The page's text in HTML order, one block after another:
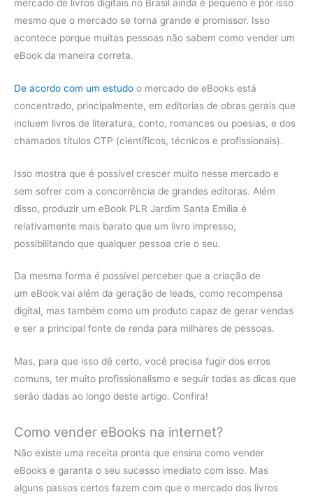
mercado de livros digitais no Brasil ainda é pequeno e por isso
mesmo que o mercado se torna grande e promissor. Isso
acontece porque muitas pessoas não sabem como vender um
eBook da maneira correta.
De acordo com um estudo o mercado de eBooks está
concentrado, principalmente, em editorias de obras gerais que
incluem livros de literatura, conto, romances ou poesias, e dos
chamados títulos CTP (científicos, técnicos e profissionais).
Isso mostra que é possível crescer muito nesse mercado e
sem sofrer com a concorrência de grandes editoras. Além
disso, produzir um eBook PLR Jardim Santa Emília é
relativamente mais barato que um livro impresso,
possibilitando que qualquer pessoa crie o seu.
Da mesma forma é possível perceber que a criação de
um eBook vai além da geração de leads, como recompensa
digital, mas também como um produto capaz de gerar vendas
e ser a principal fonte de renda para milhares de pessoas.
Mas, para que isso dê certo, você precisa fugir dos erros
comuns, ter muito profissionalismo e seguir todas as dicas que
serão dadas ao longo deste artigo. Confira!
Como vender eBooks na internet?
Não existe uma receita pronta que ensina como vender
eBooks e garanta o seu sucesso imediato com isso. Mas
alguns passos certos fazem com que o mercado dos livros